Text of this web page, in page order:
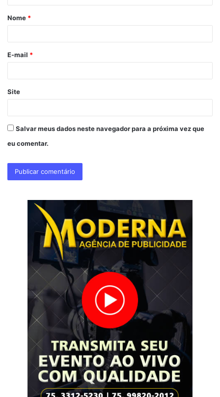
á
r
*
Nome *
E-mail *
Site
Salvar meus dados neste navegador para a próxima vez que
eu comentar.